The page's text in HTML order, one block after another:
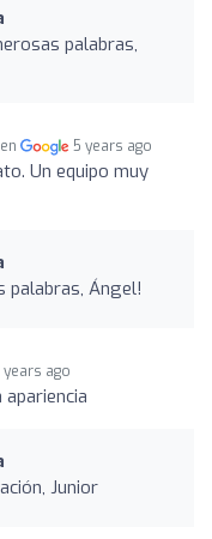
palabras,
5 years ago
Un equipo muy
palabras, Ángel!
years ago
apariencia
Junior